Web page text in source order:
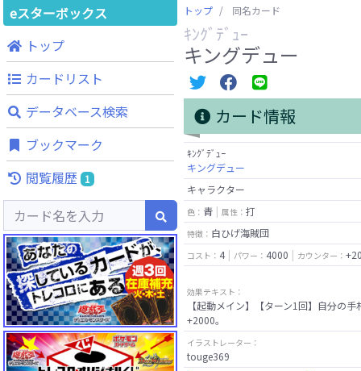
eスターボックス
トップ
カードリスト
データベース検索
ブックマーク
閲覧履歴
1
トップ 同名カード
ｷﾝｸﾞﾃﾞｭｰ
キングデュー
カード情報
ｷﾝｸﾞﾃﾞｭｰ
キングデュー
キャラクター
色： 青 属性： 打
特徴： 白ひげ海賊団
コスト： 4 パワー： 4000 カウンター：
効果テキスト：
【起動メイン】【ターン1回】自分の
イラストレーター：
touge369